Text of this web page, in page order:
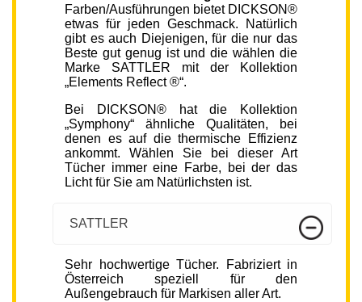
Farben/Ausführungen bietet DICKSON®
etwas für jeden Geschmack. Natürlich
gibt es auch Diejenigen, für die nur das
Beste gut genug ist und die wählen die
Marke SATTLER mit der Kollektion
„Elements Reflect ®“.
Bei DICKSON® hat die Kollektion
„Symphony“ ähnliche Qualitäten, bei
denen es auf die thermische Effizienz
ankommt. Wählen Sie bei dieser Art
Tücher immer eine Farbe, bei der das
Licht für Sie am Natürlichsten ist.
SATTLER
Sehr hochwertige Tücher. Fabriziert in
Österreich speziell für den
Außengebrauch für Markisen aller Art.